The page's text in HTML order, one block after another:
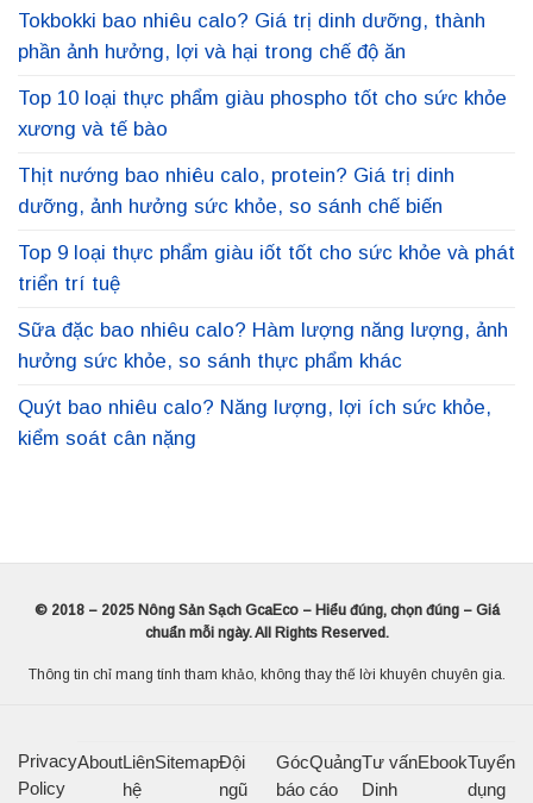
Tokbokki bao nhiêu calo? Giá trị dinh dưỡng, thành
phần ảnh hưởng, lợi và hại trong chế độ ăn
Top 10 loại thực phẩm giàu phospho tốt cho sức khỏe
xương và tế bào
Thịt nướng bao nhiêu calo, protein? Giá trị dinh
dưỡng, ảnh hưởng sức khỏe, so sánh chế biến
Top 9 loại thực phẩm giàu iốt tốt cho sức khỏe và phát
triển trí tuệ
Sữa đặc bao nhiêu calo? Hàm lượng năng lượng, ảnh
hưởng sức khỏe, so sánh thực phẩm khác
Quýt bao nhiêu calo? Năng lượng, lợi ích sức khỏe,
kiểm soát cân nặng
© 2018 – 2025 Nông Sản Sạch GcaEco – Hiểu đúng, chọn đúng – Giá
chuẩn mỗi ngày. All Rights Reserved.
Thông tin chỉ mang tính tham khảo, không thay thế lời khuyên chuyên gia.
Privacy
Policy
AboutLiên
hệ
SitemapĐội
ngũ
Góc
báo
Quảng
cáo
Tư vấn
Dinh
EbookTuyển
dụng